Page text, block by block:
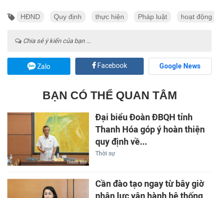
HĐND Quy định thực hiện Pháp luật hoạt động
Chia sẻ ý kiến của bạn ...
Zalo Facebook Google News
BẠN CÓ THỂ QUAN TÂM
Đại biểu Đoàn ĐBQH tỉnh
Thanh Hóa góp ý hoàn thiện
quy định về...
Thời sự
Cần đào tạo ngay từ bây giờ